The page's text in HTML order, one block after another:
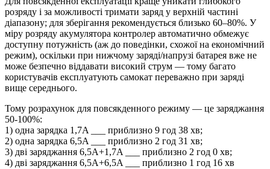
розряду і за можливості тримати заряд у верхній частині
діапазону; для зберігання рекомендується близько 60–80%. У
міру розряду акумулятора контролер автоматично обмежує
доступну потужність (аж до поведінки, схожої на економічний
режим), оскільки при нижчому заряді/напрузі батарея вже не
може безпечно віддавати високий струм — тому багато
користувачів експлуатують самокат переважно при заряді
вище середнього.
Тому розрахунок для повсякденного режиму — це заряджання
50-100%:
1) одна зарядка 1,7A ___ приблизно 9 год 38 хв;
2) одна зарядка 6,5A ___ приблизно 2 год 31 хв;
3) дві заряджання 6,5A+1,7A ___ приблизно 2 год 0 хв;
4) дві заряджання 6,5A+6,5A ___ приблизно 1 год 16 хв